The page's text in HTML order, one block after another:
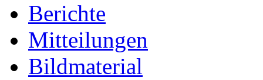
Berichte
Mitteilungen
Bildmaterial